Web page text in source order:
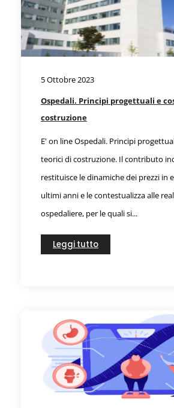
5 Ottobre 2023
Ospedali. Principi progettuali e
costruzione
E' on line Ospedali. Principi
teorici di costruzione. Il contributo
restituisce le dinamiche dei prezzi in
ultimi anni e le contestualizza alle
ospedaliere, per le quali si...
Leggi tutto